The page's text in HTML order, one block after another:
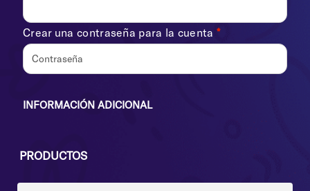
Crear una contraseña para la cuenta *
INFORMACIÓN ADICIONAL
PRODUCTOS